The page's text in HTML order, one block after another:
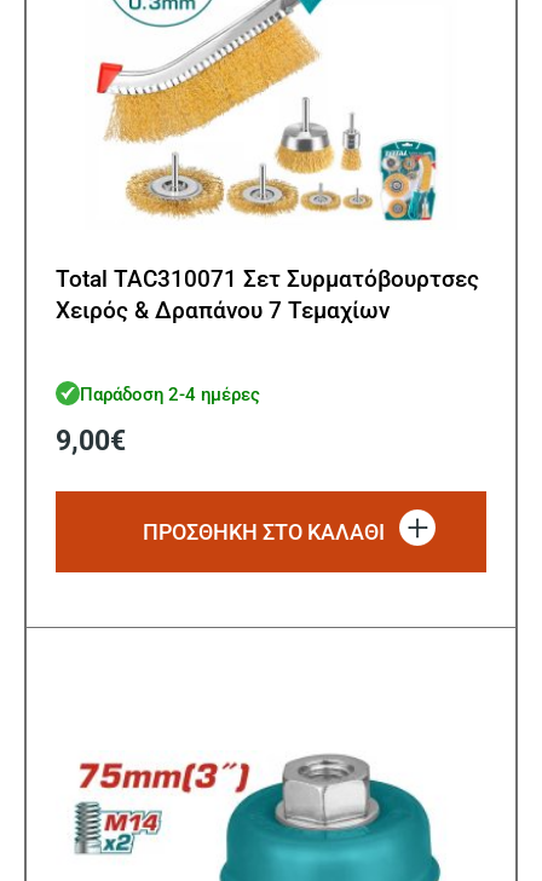
Total TAC310071 Σετ Συρματόβουρτσες
Χειρός & Δραπάνου 7 Τεμαχίων
Παράδοση 2-4 ημέρες
9,00€
ΠΡΟΣΘΗΚΗ ΣΤΟ ΚΑΛΑΘΙ